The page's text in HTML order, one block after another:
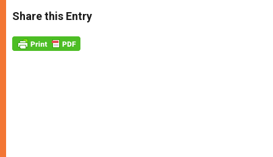
t
s
p
p
s
e
g
e
e
b
o
k
Share this Entry